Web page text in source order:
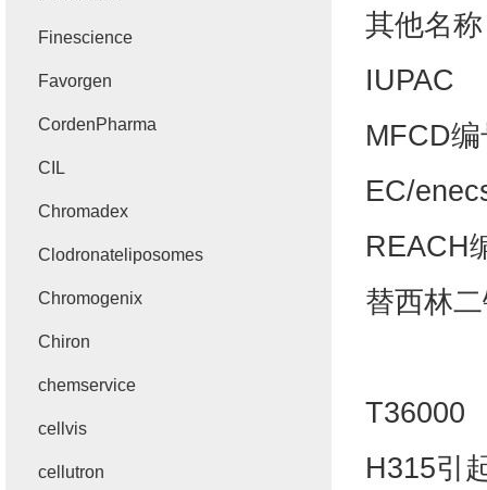
其他名称
IUPAC
MFCD编
EC/
REACH
替西林
T36000
H315引
Finescience
Favorgen
CordenPharma
CIL
Chromadex
Clodronateliposomes
Chromogenix
Chiron
chemservice
cellvis
cellutron